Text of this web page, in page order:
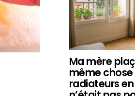
Ma mère
même chose
radiateurs